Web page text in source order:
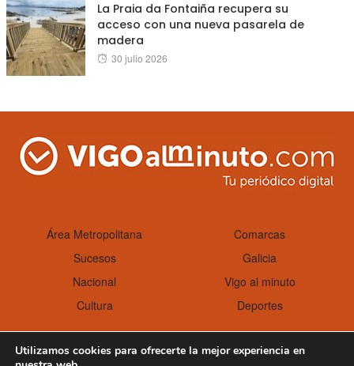
La Praia da Fontaiña recupera su
acceso con una nueva pasarela de
madera
Posted
30 julio 2026
Área Metropolitana
Comarcas
Sucesos
Galicia
Nacional
Vigo al minuto
Cultura
Deportes
Utilizamos cookies para ofrecerte la mejor experiencia en